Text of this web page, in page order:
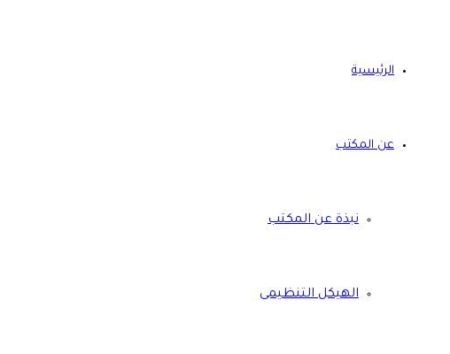
الرئيسية
عن المكتب
نبذة عن المكتب
الهيكل التنظيمى